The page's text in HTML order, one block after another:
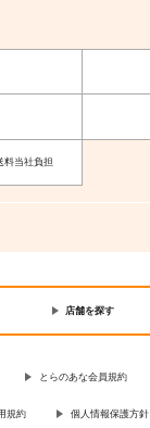
料当社負担
店舗を探す
とらのあな会員規約
規約 個人情報保護方針